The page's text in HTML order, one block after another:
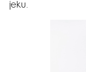
jeku.